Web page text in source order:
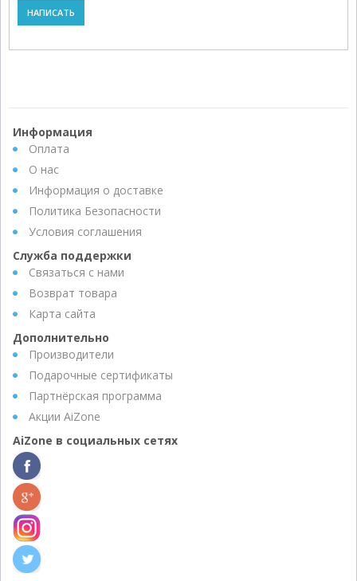
НАПИСАТЬ
Информация
Оплата
О нас
Информация о доставке
Политика Безопасности
Условия соглашения
Служба поддержки
Связаться с нами
Возврат товара
Карта сайта
Дополнительно
Производители
Подарочные сертификаты
Партнёрская программа
Акции AiZone
AiZone в социальных сетях